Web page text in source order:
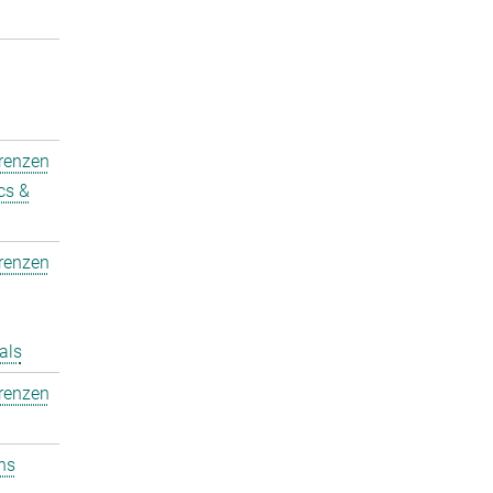
&